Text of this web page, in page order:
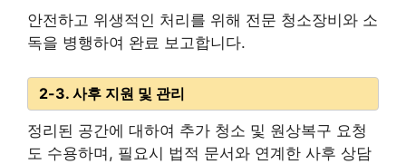
안전하고 위생적인 처리를 위해 전문 청소장비와 소
독을 병행하여 완료 보고합니다.
2-3. 사후 지원 및 관리
정리된 공간에 대하여 추가 청소 및 원상복구 요청
도 수용하며, 필요시 법적 문서와 연계한 사후 상담